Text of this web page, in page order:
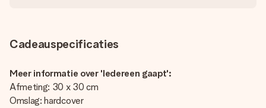
Cadeauspecificaties
Meer informatie over 'Iedereen gaapt':
Afmeting: 30 x 30 cm
Omslag: hardcover